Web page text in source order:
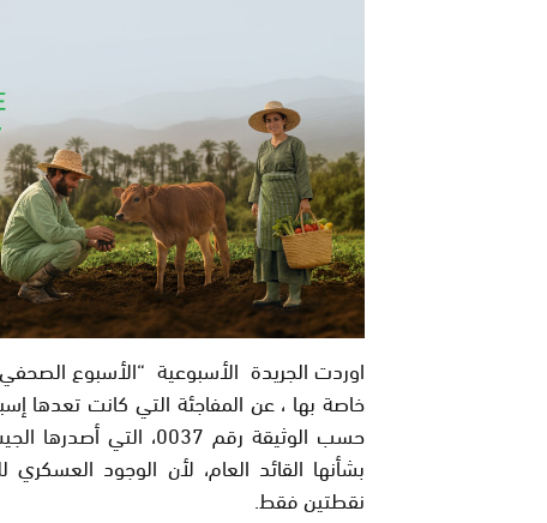
اوردت الجريدة الأسبوعية “الأسبوع
خاصة بها ، عن المفاجئة التي كانت تعدها
حسب الوثيقة رقم
بشأنها القائد العام، لأن الوجود
نقطتين فقط.